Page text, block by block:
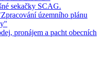
sekačky SCAG.
územního plánu
pronájem a pacht obecních